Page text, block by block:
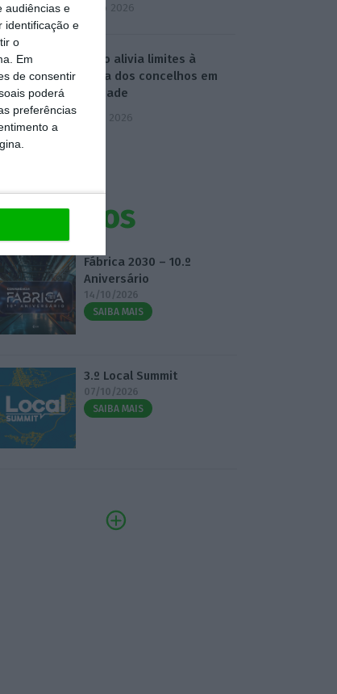
audiências e
identificação e
o
Em
de consentir
poderá
preferências
a
6 Agosto 2026
Governo alivia limites à
despesa dos concelhos em
calamidade
7 Agosto 2026
Eventos
Fábrica 2030 – 10.º
Aniversário
14/10/2026
SAIBA MAIS
3.º Local Summit
07/10/2026
SAIBA MAIS